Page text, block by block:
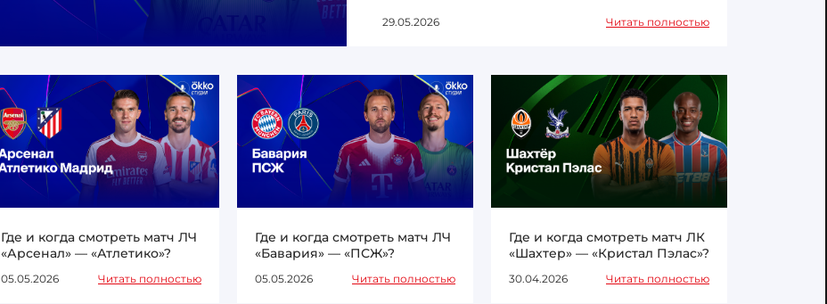
29.05.2026 Читать полностью
Где и когда смотреть матч ЛЧ
«Арсенал» — «Атлетико»?
05.05.2026 Читать полностью
Где и когда смотреть матч ЛЧ
«Бавария» — «ПСЖ»?
05.05.2026 Читать полностью
Где и когда смотреть матч ЛК
«Шахтер» — «Кристал Пэлас»?
30.04.2026 Читать полностью